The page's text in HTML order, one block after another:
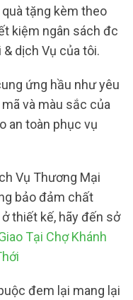
tặng kèm theo
kiệm ngân sách đc
dịch Vụ của tôi.
ứng hầu như yêu
và màu sắc của
an toàn phục vụ
Vụ Thương Mại
bảo đảm chất
thiết kế, hãy đến sở
Tại Chợ Khánh
đem lại mang lại